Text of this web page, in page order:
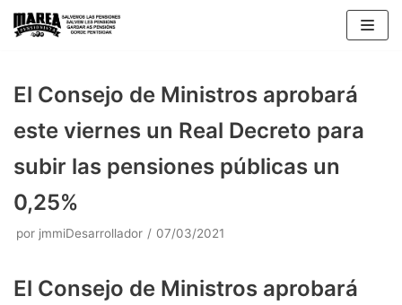
Saltar
El Consejo de Ministros aprobará
este viernes un Real Decreto para
subir las pensiones públicas un
0,25%
por jmmiDesarrollador 07/03/2021
El Consejo de Ministros aprobará